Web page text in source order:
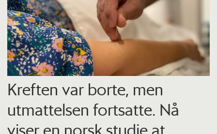
Kreften var borte, men
utmattelsen fortsatte. Nå
viser en norsk studie at